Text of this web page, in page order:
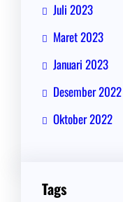
Juli 2023
Maret 2023
Januari 2023
Desember 2022
Oktober 2022
Tags